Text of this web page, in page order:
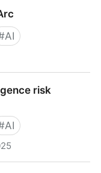
AI
risk
AI